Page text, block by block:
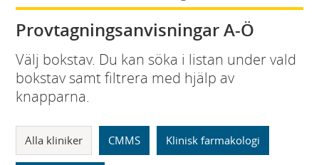
Provtagningsanvisningar A-Ö
Välj bokstav. Du kan söka i listan under vald
bokstav samt filtrera med hjälp av
knapparna.
Alla kliniker CMMS Klinisk farmakologi